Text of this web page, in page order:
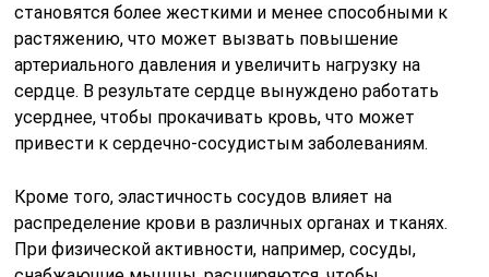
становятся более жесткими и менее способными к
растяжению, что может вызвать повышение
артериального давления и увеличить нагрузку на
сердце. В результате сердце вынуждено работать
усерднее, чтобы прокачивать кровь, что может
привести к сердечно-сосудистым заболеваниям.
Кроме того, эластичность сосудов влияет на
распределение крови в различных органах и тканях.
При физической активности, например, сосуды,